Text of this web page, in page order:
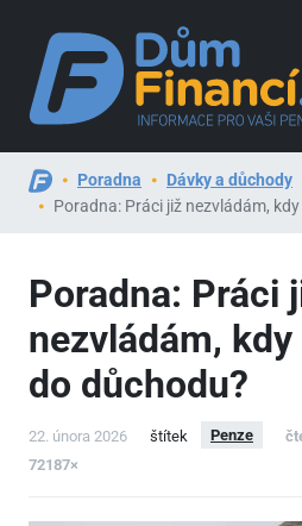
Poradna
Dávky a důchody
Poradna: Práci již nezvládám,
Poradna: Práci
nezvládám,
do důchodu?
22. února 2026 štítek Penze
72187×